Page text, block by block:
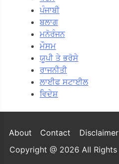
ਪੰਜਾਬੀ
ਬਲਾਗ
ਮਨੋਰੰਜਨ
ਮੌਸਮ
ਯੂਪੀ ਤੇ ਭਰੋਸੇ
ਰਾਜਨੀਤੀ
ਲਾਈਫ ਸਟਾਈਲ
ਵਿਦੇਸ਼
About Contact Disclaimer
Copyright @ 2026 All Rights